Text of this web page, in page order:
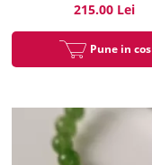
215.00 Lei
Pune in cos